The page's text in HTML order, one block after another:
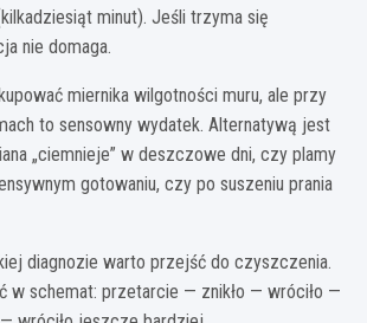
minut). Jeśli trzyma się
nie domaga.
miernika wilgotności muru, ale przy
to sensowny wydatek. Alternatywą jest
„ciemnieje” w deszczowe dni, czy plamy
gotowaniu, czy po suszeniu prania
diagnozie warto przejść do czyszczenia.
w schemat: przetarcie — znikło — wróciło —